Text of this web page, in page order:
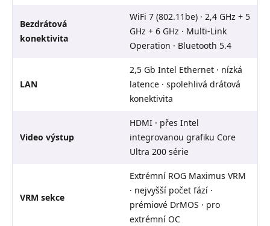
Bezdrátová
konektivita
WiFi 7 (802.11be) · 2,4 GHz + 5
GHz + 6 GHz · Multi-Link
Operation · Bluetooth 5.4
LAN
2,5 Gb Intel Ethernet · nízká
latence · spolehlivá drátová
konektivita
Video výstup
HDMI · přes Intel
integrovanou grafiku Core
Ultra 200 série
VRM sekce
Extrémní ROG Maximus VRM
· nejvyšší počet fází ·
prémiové DrMOS · pro
extrémní OC